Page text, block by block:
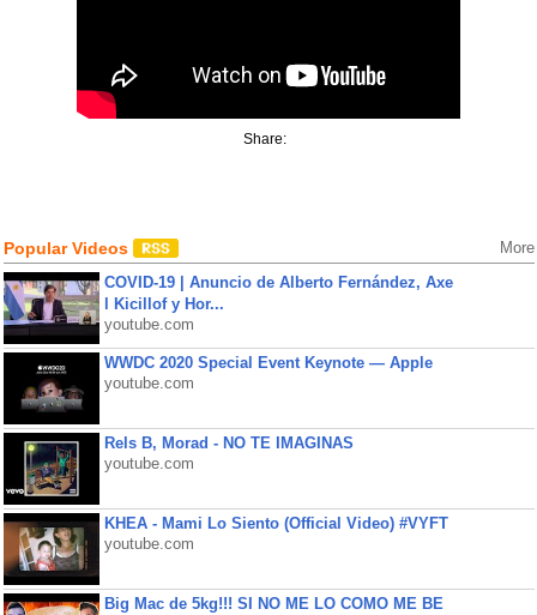
Share:
Popular Videos More
COVID-19 | Anuncio de Alberto Fernández, Axe
l Kicillof y Hor...
youtube.com
WWDC 2020 Special Event Keynote — Apple
youtube.com
Rels B, Morad - NO TE IMAGINAS
youtube.com
KHEA - Mami Lo Siento (Official Video) #VYFT
youtube.com
Big Mac de 5kg!!! SI NO ME LO COMO ME BE